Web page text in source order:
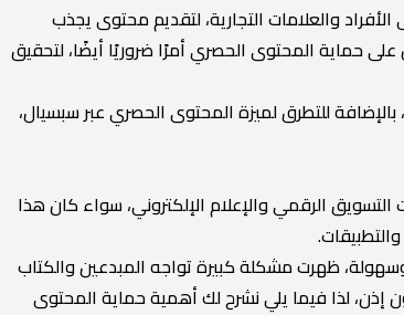
والعلامات التجارية، لتقديم محتوى يجذب
على حماية المحتوى الحصري أمرًا ضروريًا أيضًا، لتحقيق
للتطرق لميزة المحتوى الحصري عبر سبسيال،
الرقمي والإعلام الإلكتروني، سواء كان هذا
وسهولة، ظهرت مشكلة كبيرة تواجه المبدعين والكتاب
لذا فيما يلي نشرح لك أهمية حماية المحتوى